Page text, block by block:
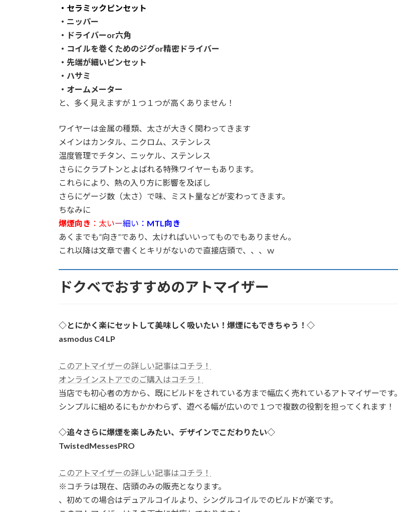
・セラミックピンセット
・ニッパー
・ドライバーor六角
・コイルを巻くためのジグor精密ドライバー
・先端が細いピンセット
・ハサミ
・オームメーター
と、多く見えますが１つ１つが高くありません！
ワイヤーは金属の種類、太さが大きく関わってきます
メインはカンタル、ニクロム、ステンレス
温度管理でチタン、ニッケル、ステンレス
さらにクラプトンとよばれる特殊ワイヤーもあります。
これらにより、熱の入り方に影響を及ぼし
さらにゲージ数（太さ）で味、ミスト量などが変わってきます。
ちなみに
爆煙向き ：太いー細い： MTL向き
あくまでも”向き”であり、太ければいいってものでもありません。
これ以降は文章で書くとキリがないので直接店頭で、、、ｗ
ドクベでおすすめのアトマイザー
◇とにかく楽にセットして美味しく吸いたい！爆煙にもできちゃう！◇
asmodus C4 LP
このアトマイザーの詳しい記事はコチラ！
オンラインストアでのご購入はコチラ！
当店でも初心者の方から、既にビルドをされている方まで幅広く売れているアトマイザーです。
シンプルに組めるにもかかわらず、遊べる幅が広いので１つで複数の役割を担ってくれます！
◇追々さらに爆煙を楽しみたい、デザインでこだわりたい◇
TwistedMessesPRO
このアトマイザーの詳しい記事はコチラ！
※コチラは現在、店頭のみの販売となります。
、初めての場合はデュアルコイルより、シングルコイルでのビルドが楽です。